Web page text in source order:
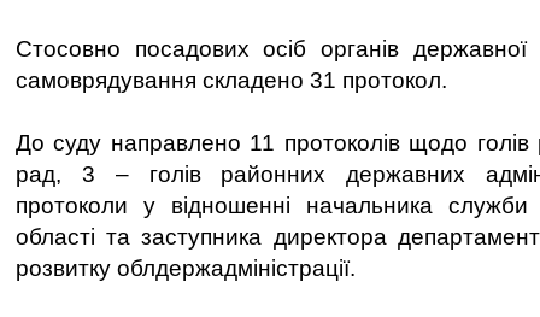
Стосовно посадових осіб органів
самоврядування складено 31 протокол.
До суду направлено 11 протоколів щодо голів
рад, 3 – голів районних державних
протоколи у відношенні начальника служби
області та заступника директора
розвитку облдержадміністрації.